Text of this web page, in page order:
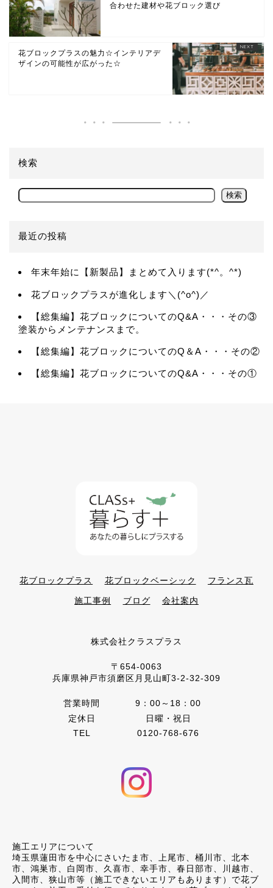
合わせた建材や花ブロック選び
花ブロックプラスの魅力☆インテリアデ
ザインの可能性が広がった☆
検索
検索
最近の投稿
年末年始に【新製品】まとめて入ります(*^。^*)
花ブロックプラスが進化します＼(^o^)／
【総集編】花ブロックについてのQ&A・・・その③
塗装からメンテナンスまで。
【総集編】花ブロックについてのQ＆A・・・その②
【総集編】花ブロックについてのQ&A・・・その①
花ブロックプラス 花ブロックベーシック フランス瓦
施工事例 ブログ 会社案内
株式会社クラスプラス
〒654-0063
兵庫県神戸市須磨区月見山町3-2-32-309
営業時間
9：00～18：00
定休日
日曜・祝日
TEL
0120-768-676
施工エリアについて
埼玉県蓮田市を中心にさいたま市、上尾市、桶川市、北本
市、鴻巣市、白岡市、久喜市、幸手市、春日部市、川越市、
入間市、狭山市等（施工できないエリアもあります）で花ブ